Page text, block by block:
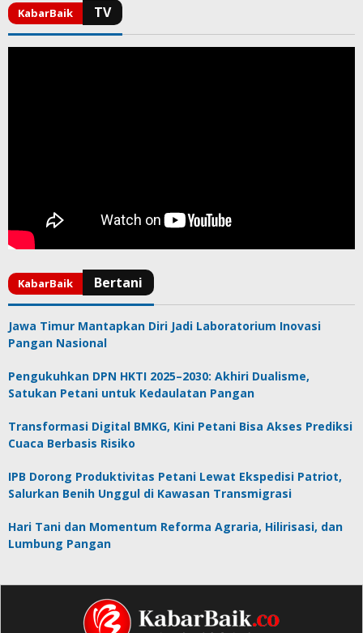
Jawa Timur Mantapkan Diri Jadi Laboratorium Inovasi
Pangan Nasional
Pengukuhkan DPN HKTI 2025–2030: Akhiri Dualisme,
Satukan Petani untuk Kedaulatan Pangan
Transformasi Digital BMKG, Kini Petani Bisa Akses Prediksi
Cuaca Berbasis Risiko
IPB Dorong Produktivitas Petani Lewat Ekspedisi Patriot,
Salurkan Benih Unggul di Kawasan Transmigrasi
Hari Tani dan Momentum Reforma Agraria, Hilirisasi, dan
Lumbung Pangan